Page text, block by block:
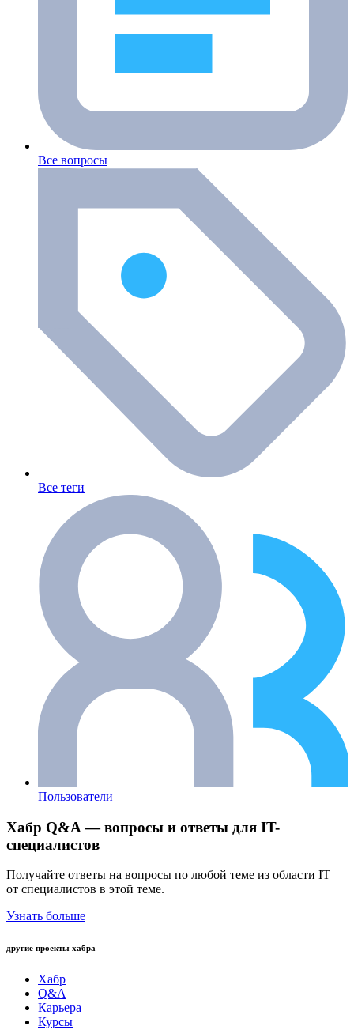
Все вопросы
Все теги
Пользователи
Хабр Q&A — вопросы и ответы для IT-
специалистов
Получайте ответы на вопросы по любой теме из области IT
от специалистов в этой теме.
Узнать больше
другие проекты хабра
Хабр
Q&A
Карьера
Курсы